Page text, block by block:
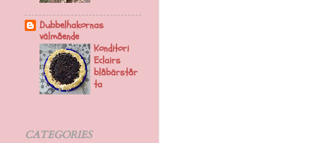
Dubbelhakornas
välmående
Konditori
Eclairs
blåbärstår
ta
CATEGORIES